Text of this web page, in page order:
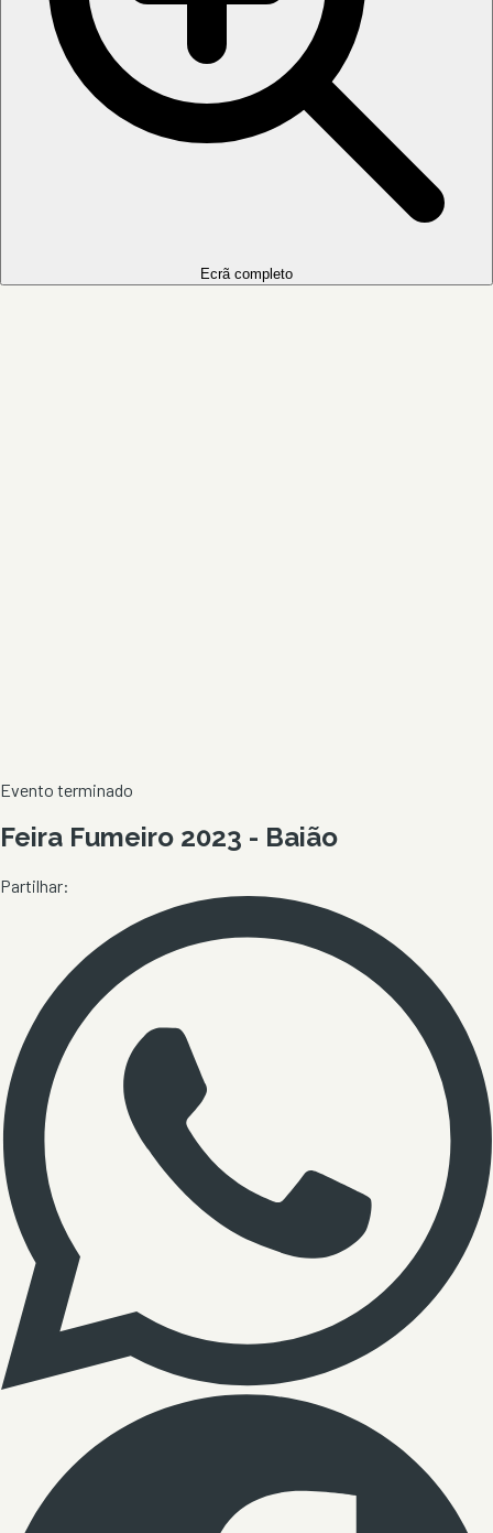
Ecrã completo
Evento terminado
Feira Fumeiro 2023 - Baião
Partilhar: